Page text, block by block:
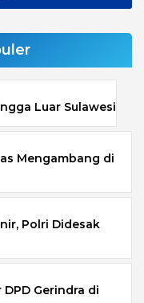
Luar Sulawesi
Mengambang di
Polri Didesak
Gerindra di